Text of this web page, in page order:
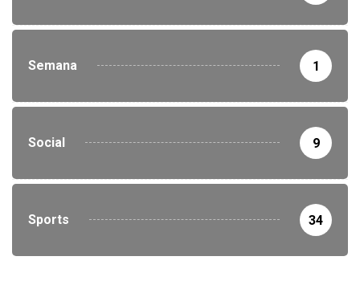
Semana 1
Social 9
Sports 34